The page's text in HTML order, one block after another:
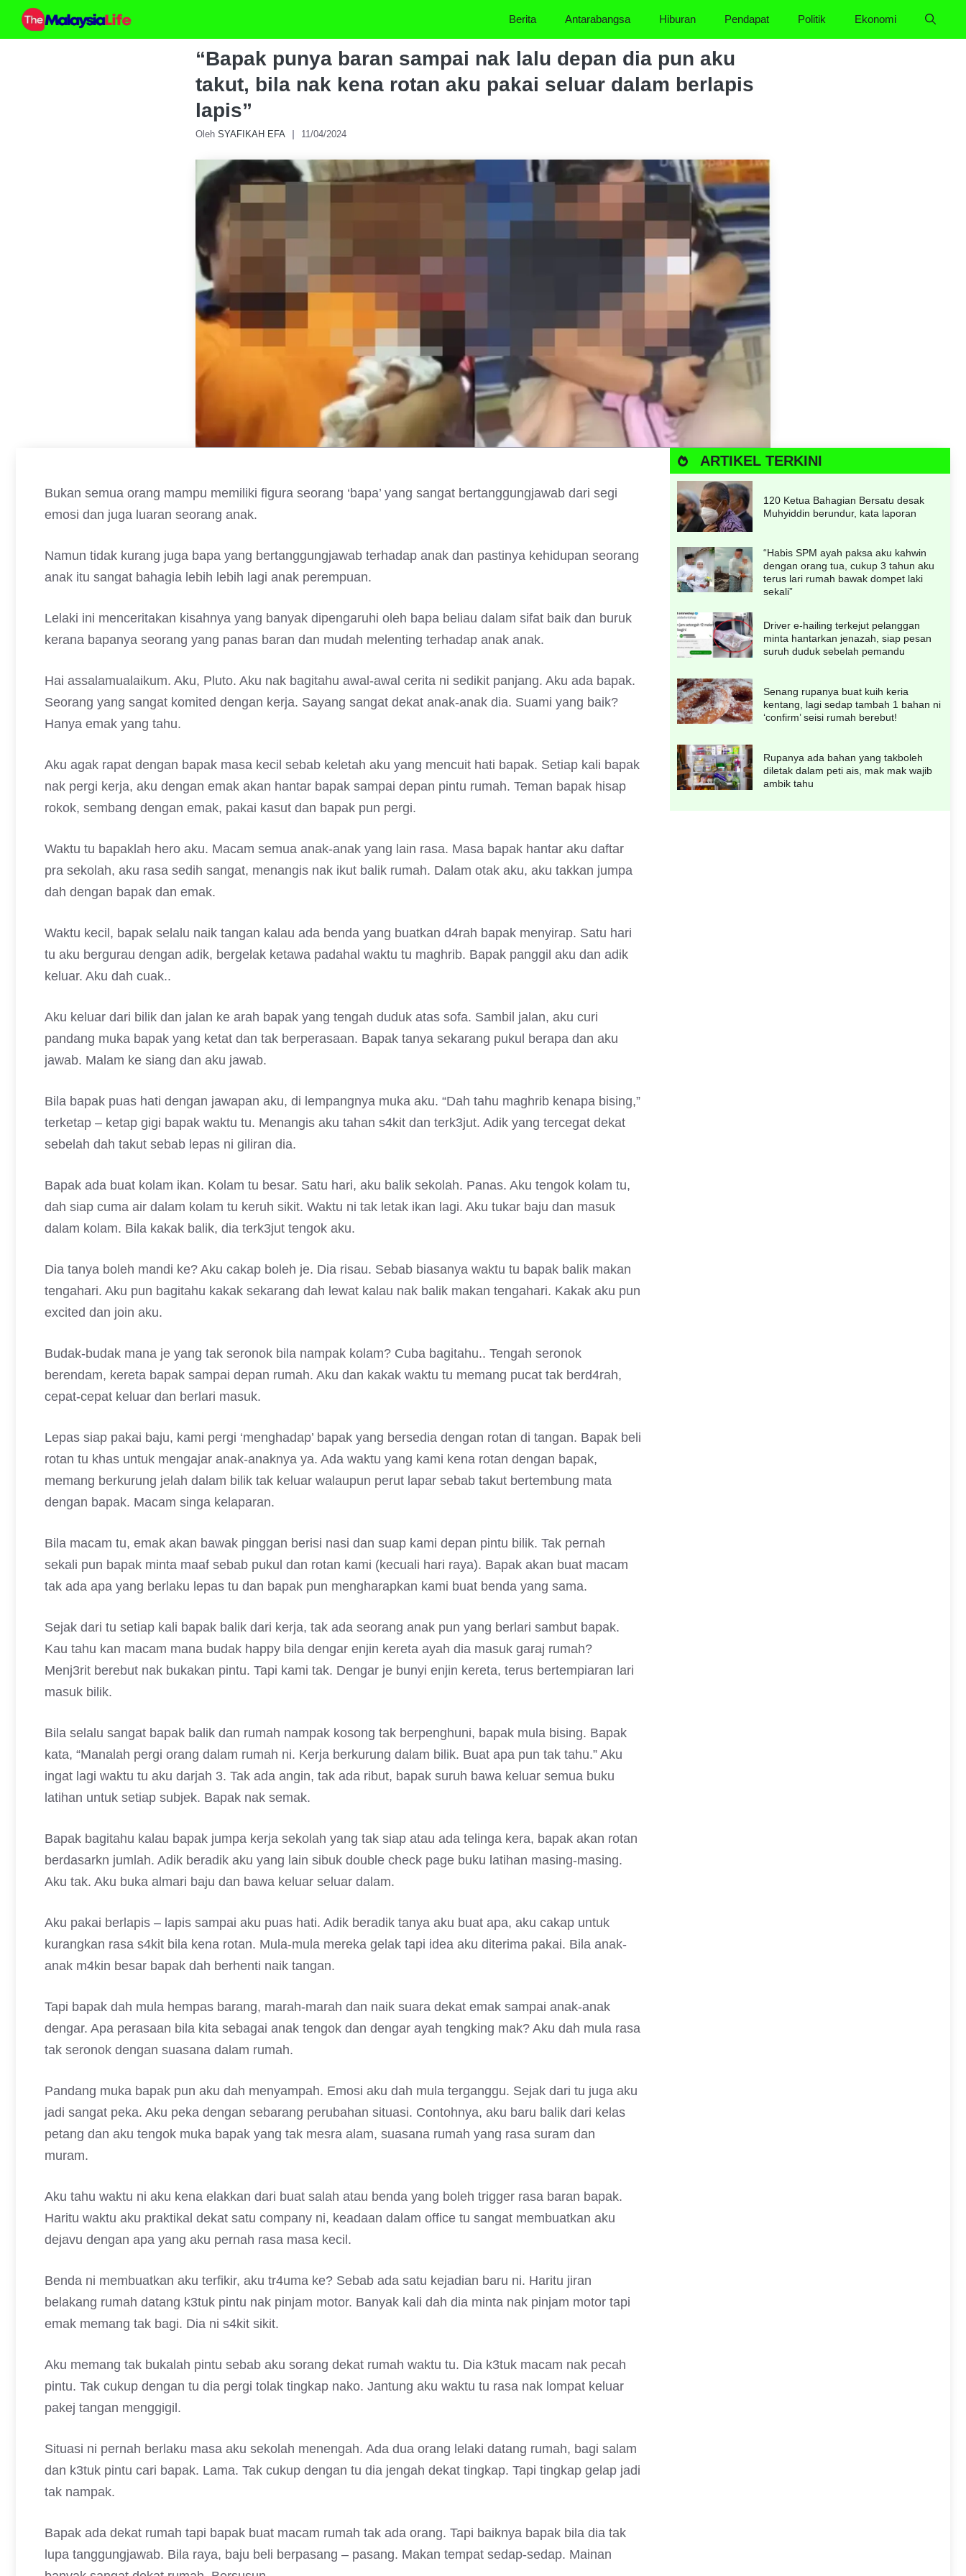
Skip
Berita Antarabangsa Hiburan Pendapat Politik Ekonomi
“Bapak punya baran sampai nak lalu depan dia pun aku
takut, bila nak kena rotan aku pakai seluar dalam berlapis
lapis”
Oleh SYAFIKAH EFA 11/04/2024
Bukan semua orang mampu memiliki figura seorang ‘bapa’ yang sangat bertanggungjawab dari segi
emosi dan juga luaran seorang anak.
Namun tidak kurang juga bapa yang bertanggungjawab terhadap anak dan pastinya kehidupan seorang
anak itu sangat bahagia lebih lebih lagi anak perempuan.
Lelaki ini menceritakan kisahnya yang banyak dipengaruhi oleh bapa beliau dalam sifat baik dan buruk
kerana bapanya seorang yang panas baran dan mudah melenting terhadap anak anak.
Hai assalamualaikum. Aku, Pluto. Aku nak bagitahu awal-awal cerita ni sedikit panjang. Aku ada bapak.
Seorang yang sangat komited dengan kerja. Sayang sangat dekat anak-anak dia. Suami yang baik?
Hanya emak yang tahu.
Aku agak rapat dengan bapak masa kecil sebab keletah aku yang mencuit hati bapak. Setiap kali bapak
nak pergi kerja, aku dengan emak akan hantar bapak sampai depan pintu rumah. Teman bapak hisap
rokok, sembang dengan emak, pakai kasut dan bapak pun pergi.
Waktu tu bapaklah hero aku. Macam semua anak-anak yang lain rasa. Masa bapak hantar aku daftar
pra sekolah, aku rasa sedih sangat, menangis nak ikut balik rumah. Dalam otak aku, aku takkan jumpa
dah dengan bapak dan emak.
Waktu kecil, bapak selalu naik tangan kalau ada benda yang buatkan d4rah bapak menyirap. Satu hari
tu aku bergurau dengan adik, bergelak ketawa padahal waktu tu maghrib. Bapak panggil aku dan adik
keluar. Aku dah cuak..
Aku keluar dari bilik dan jalan ke arah bapak yang tengah duduk atas sofa. Sambil jalan, aku curi
pandang muka bapak yang ketat dan tak berperasaan. Bapak tanya sekarang pukul berapa dan aku
jawab. Malam ke siang dan aku jawab.
Bila bapak puas hati dengan jawapan aku, di lempangnya muka aku. “Dah tahu maghrib kenapa bising,”
terketap – ketap gigi bapak waktu tu. Menangis aku tahan s4kit dan terk3jut. Adik yang tercegat dekat
sebelah dah takut sebab lepas ni giliran dia.
Bapak ada buat kolam ikan. Kolam tu besar. Satu hari, aku balik sekolah. Panas. Aku tengok kolam tu,
dah siap cuma air dalam kolam tu keruh sikit. Waktu ni tak letak ikan lagi. Aku tukar baju dan masuk
dalam kolam. Bila kakak balik, dia terk3jut tengok aku.
Dia tanya boleh mandi ke? Aku cakap boleh je. Dia risau. Sebab biasanya waktu tu bapak balik makan
tengahari. Aku pun bagitahu kakak sekarang dah lewat kalau nak balik makan tengahari. Kakak aku pun
excited dan join aku.
Budak-budak mana je yang tak seronok bila nampak kolam? Cuba bagitahu.. Tengah seronok
berendam, kereta bapak sampai depan rumah. Aku dan kakak waktu tu memang pucat tak berd4rah,
cepat-cepat keluar dan berlari masuk.
Lepas siap pakai baju, kami pergi ‘menghadap’ bapak yang bersedia dengan rotan di tangan. Bapak beli
rotan tu khas untuk mengajar anak-anaknya ya. Ada waktu yang kami kena rotan dengan bapak,
memang berkurung jelah dalam bilik tak keluar walaupun perut lapar sebab takut bertembung mata
dengan bapak. Macam singa kelaparan.
Bila macam tu, emak akan bawak pinggan berisi nasi dan suap kami depan pintu bilik. Tak pernah
sekali pun bapak minta maaf sebab pukul dan rotan kami (kecuali hari raya). Bapak akan buat macam
tak ada apa yang berlaku lepas tu dan bapak pun mengharapkan kami buat benda yang sama.
Sejak dari tu setiap kali bapak balik dari kerja, tak ada seorang anak pun yang berlari sambut bapak.
Kau tahu kan macam mana budak happy bila dengar enjin kereta ayah dia masuk garaj rumah?
Menj3rit berebut nak bukakan pintu. Tapi kami tak. Dengar je bunyi enjin kereta, terus bertempiaran lari
masuk bilik.
Bila selalu sangat bapak balik dan rumah nampak kosong tak berpenghuni, bapak mula bising. Bapak
kata, “Manalah pergi orang dalam rumah ni. Kerja berkurung dalam bilik. Buat apa pun tak tahu.” Aku
ingat lagi waktu tu aku darjah 3. Tak ada angin, tak ada ribut, bapak suruh bawa keluar semua buku
latihan untuk setiap subjek. Bapak nak semak.
Bapak bagitahu kalau bapak jumpa kerja sekolah yang tak siap atau ada telinga kera, bapak akan rotan
berdasarkn jumlah. Adik beradik aku yang lain sibuk double check page buku latihan masing-masing.
Aku tak. Aku buka almari baju dan bawa keluar seluar dalam.
Aku pakai berlapis – lapis sampai aku puas hati. Adik beradik tanya aku buat apa, aku cakap untuk
kurangkan rasa s4kit bila kena rotan. Mula-mula mereka gelak tapi idea aku diterima pakai. Bila anak-
anak m4kin besar bapak dah berhenti naik tangan.
Tapi bapak dah mula hempas barang, marah-marah dan naik suara dekat emak sampai anak-anak
dengar. Apa perasaan bila kita sebagai anak tengok dan dengar ayah tengking mak? Aku dah mula rasa
tak seronok dengan suasana dalam rumah.
Pandang muka bapak pun aku dah menyampah. Emosi aku dah mula terganggu. Sejak dari tu juga aku
jadi sangat peka. Aku peka dengan sebarang perubahan situasi. Contohnya, aku baru balik dari kelas
petang dan aku tengok muka bapak yang tak mesra alam, suasana rumah yang rasa suram dan
muram.
Aku tahu waktu ni aku kena elakkan dari buat salah atau benda yang boleh trigger rasa baran bapak.
Haritu waktu aku praktikal dekat satu company ni, keadaan dalam office tu sangat membuatkan aku
dejavu dengan apa yang aku pernah rasa masa kecil.
Benda ni membuatkan aku terfikir, aku tr4uma ke? Sebab ada satu kejadian baru ni. Haritu jiran
belakang rumah datang k3tuk pintu nak pinjam motor. Banyak kali dah dia minta nak pinjam motor tapi
emak memang tak bagi. Dia ni s4kit sikit.
Aku memang tak bukalah pintu sebab aku sorang dekat rumah waktu tu. Dia k3tuk macam nak pecah
pintu. Tak cukup dengan tu dia pergi tolak tingkap nako. Jantung aku waktu tu rasa nak lompat keluar
pakej tangan menggigil.
Situasi ni pernah berlaku masa aku sekolah menengah. Ada dua orang lelaki datang rumah, bagi salam
dan k3tuk pintu cari bapak. Lama. Tak cukup dengan tu dia jengah dekat tingkap. Tapi tingkap gelap jadi
tak nampak.
Bapak ada dekat rumah tapi bapak buat macam rumah tak ada orang. Tapi baiknya bapak bila dia tak
lupa tanggungjawab. Bila raya, baju beli berpasang – pasang. Makan tempat sedap-sedap. Mainan
ARTIKEL TERKINI
120 Ketua Bahagian Bersatu desak
Muhyiddin berundur, kata laporan
“Habis SPM ayah paksa aku kahwin
dengan orang tua, cukup 3 tahun aku
terus lari rumah bawak dompet laki
sekali”
Driver e-hailing terkejut pelanggan
minta hantarkan jenazah, siap pesan
suruh duduk sebelah pemandu
Senang rupanya buat kuih keria
kentang, lagi sedap tambah 1 bahan ni
‘confirm’ seisi rumah berebut!
Rupanya ada bahan yang takboleh
diletak dalam peti ais, mak mak wajib
ambik tahu